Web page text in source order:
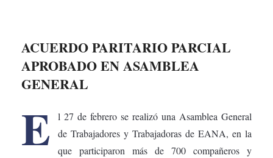
ACUERDO PARITARIO PARCIAL
APROBADO EN ASAMBLEA
GENERAL
E
l 27 de febrero se realizó una Asamblea General
de Trabajadores y Trabajadoras de EANA, en la
que participaron más de 700 compañeros y